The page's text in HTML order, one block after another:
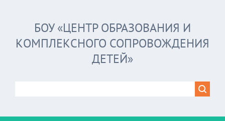
БОУ «ЦЕНТР ОБРАЗОВАНИЯ И
КОМПЛЕКСНОГО СОПРОВОЖДЕНИЯ
ДЕТЕЙ»